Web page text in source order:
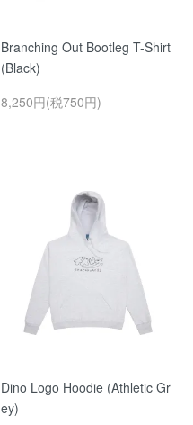
Branching Out Bootleg T-Shirt
(Black)
8,250円(税750円)
Dino Logo Hoodie (Athletic Gr
ey)